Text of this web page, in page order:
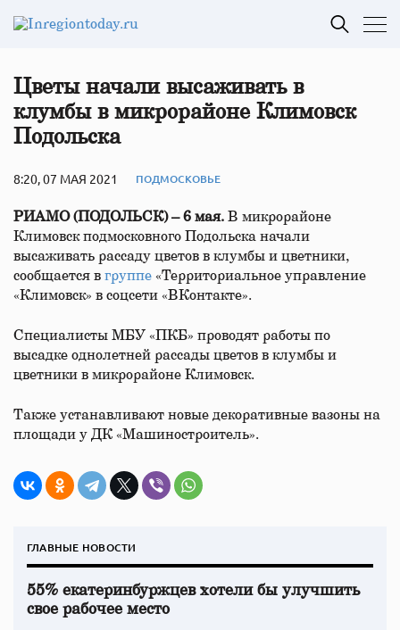
Цветы начали высаживать в
клумбы в микрорайоне Климовск
Подольска
8:20, 07 МАЯ 2021 ПОДМОСКОВЬЕ
РИАМО (ПОДОЛЬСК) – 6 мая. В микрорайоне
Климовск подмосковного Подольска начали
высаживать рассаду цветов в клумбы и цветники,
сообщается в группе «Территориальное управление
«Климовск» в соцсети «ВКонтакте».
Специалисты МБУ «ПКБ» проводят работы по
высадке однолетней рассады цветов в клумбы и
цветники в микрорайоне Климовск.
Также устанавливают новые декоративные вазоны на
площади у ДК «Машиностроитель».
ГЛАВНЫЕ НОВОСТИ
55% екатеринбуржцев хотели бы улучшить
свое рабочее место